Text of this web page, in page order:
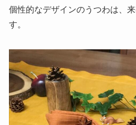
個性的なデザインのうつわは、
す。